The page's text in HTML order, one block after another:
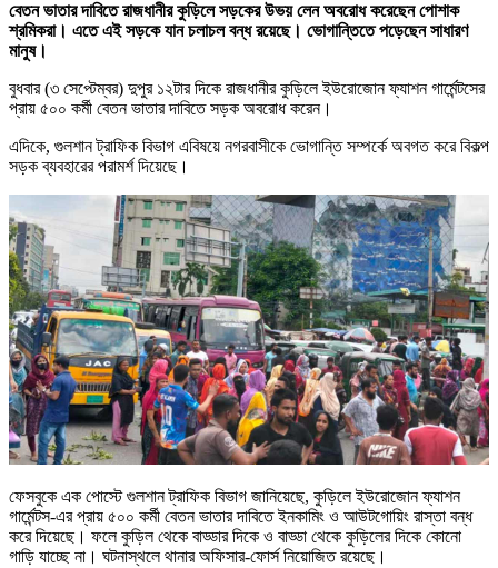
বেতন ভাতার দাবিতে রাজধানীর কুড়িলে সড়কের উভয় লেন অবরোধ করেছেন পোশাক
শ্রমিকরা। এতে এই সড়কে যান চলাচল বন্ধ রয়েছে। ভোগান্তিতে পড়েছেন সাধারণ
মানুষ।
বুধবার (৩ সেপ্টেম্বর) দুপুর ১২টার দিকে রাজধানীর কুড়িলে ইউরোজোন ফ্যাশন গার্মেন্টসের
প্রায় ৫০০ কর্মী বেতন ভাতার দাবিতে সড়ক অবরোধ করেন।
এদিকে, গুলশান ট্রাফিক বিভাগ এবিষয়ে নগরবাসীকে ভোগান্তি সম্পর্কে অবগত করে বিকল্প
সড়ক ব্যবহারের পরামর্শ দিয়েছে।
ফেসবুকে এক পোস্টে গুলশান ট্রাফিক বিভাগ জানিয়েছে, কুড়িলে ইউরোজোন ফ্যাশন
গার্মেন্টস-এর প্রায় ৫০০ কর্মী বেতন ভাতার দাবিতে ইনকামিং ও আউটগোয়িং রাস্তা বন্ধ
করে দিয়েছে। ফলে কুড়িল থেকে বাড্ডার দিকে ও বাড্ডা থেকে কুড়িলের দিকে কোনো
গাড়ি যাচ্ছে না। ঘটনাস্থলে থানার অফিসার-ফোর্স নিয়োজিত রয়েছে।